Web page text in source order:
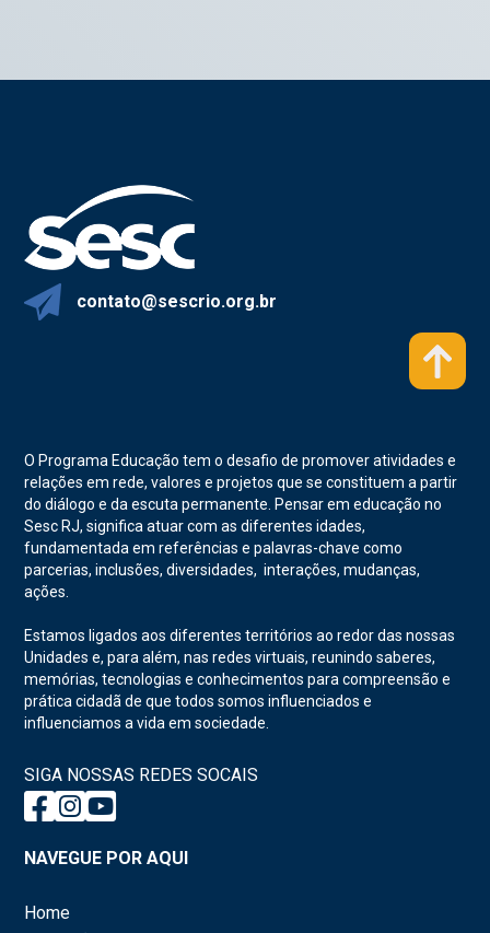
contato@sescrio.org.br
O Programa Educação tem o desafio de promover atividades e
relações em rede, valores e projetos que se constituem a partir
do diálogo e da escuta permanente. Pensar em educação no
Sesc RJ, significa atuar com as diferentes idades,
fundamentada em referências e palavras-chave como
parcerias, inclusões, diversidades, interações, mudanças,
ações.
Estamos ligados aos diferentes territórios ao redor das nossas
Unidades e, para além, nas redes virtuais, reunindo saberes,
memórias, tecnologias e conhecimentos para compreensão e
prática cidadã de que todos somos influenciados e
influenciamos a vida em sociedade.
SIGA NOSSAS REDES SOCAIS
NAVEGUE POR AQUI
Home